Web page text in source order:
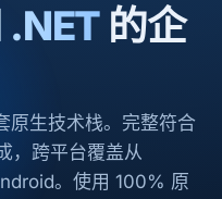
.NET 的企
原生技术栈。完整符合
，跨平台覆盖从
。使用 100% 原